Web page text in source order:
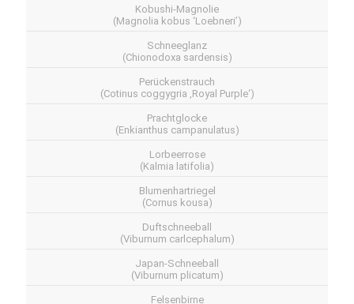
Kobushi-Magnolie
(Magnolia kobus ‘Loebneri’)
Schneeglanz
(Chionodoxa sardensis)
Perückenstrauch
(Cotinus coggygria ‚Royal Purple‘)
Prachtglocke
(Enkianthus campanulatus)
Lorbeerrose
(Kalmia latifolia)
Blumenhartriegel
(Cornus kousa)
Duftschneeball
(Viburnum carlcephalum)
Japan-Schneeball
(Viburnum plicatum)
Felsenbirne